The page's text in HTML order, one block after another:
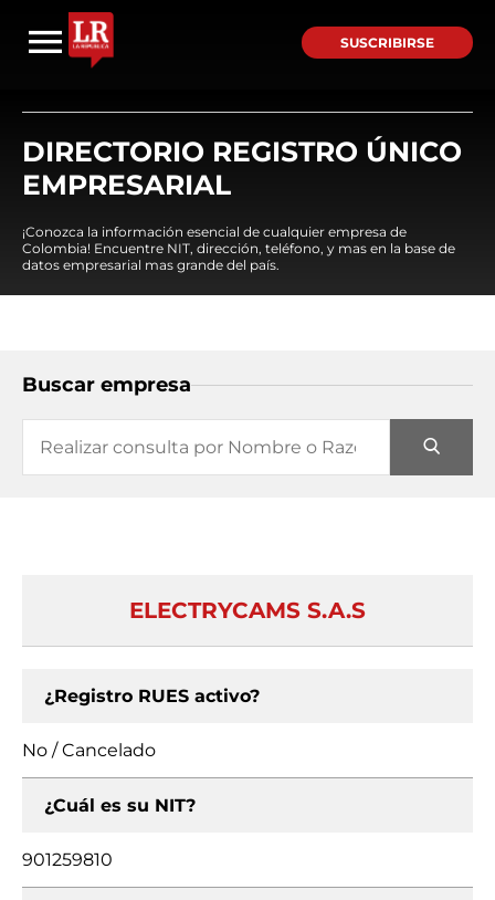
SUSCRIBIRSE
DIRECTORIO REGISTRO ÚNICO
EMPRESARIAL
¡Conozca la información esencial de cualquier empresa de
Colombia! Encuentre NIT, dirección, teléfono, y mas en la base de
datos empresarial mas grande del país.
Buscar empresa
ELECTRYCAMS S.A.S
¿Registro RUES activo?
No / Cancelado
¿Cuál es su NIT?
901259810